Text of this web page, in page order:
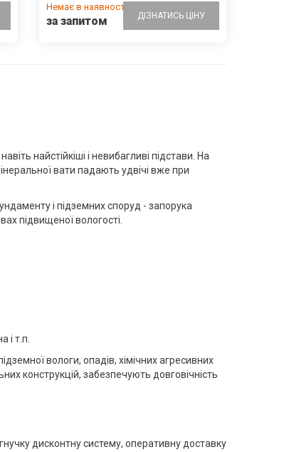
найстійкіші і невибагливі підстави. На
вати падають удвічі вже при
і підземних споруд - запорука
підвищеної вологості.
і т.п.
вологи, опадів, хімічних агресивних
конструкцій, забезпечують довговічність
дисконтну систему, оперативну доставку
Немає в наявності
за запитом ДІЗНАТИСЬ ЦІНУ